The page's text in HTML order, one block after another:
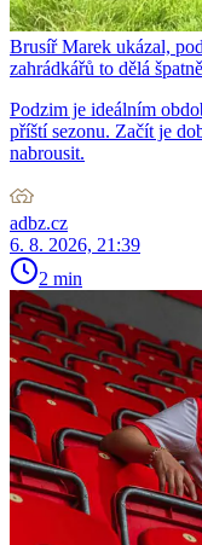
Brusíř Marek ukázal,
zahrádkářů to dělá špatně
Podzim je ideálním
příští sezonu. Začít je
nabrousit.
adbz.cz
6. 8. 2026, 21:39
2 min